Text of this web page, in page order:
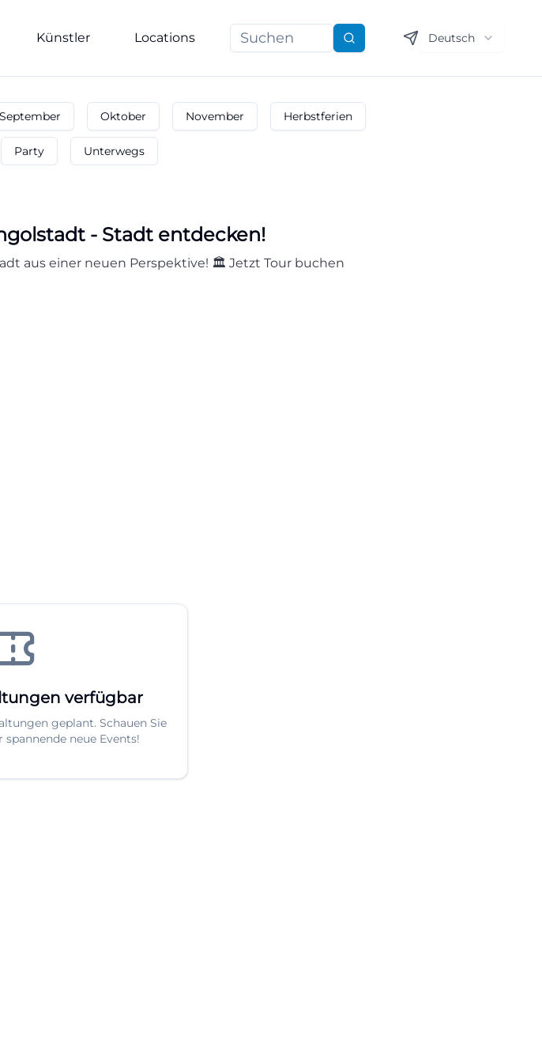
Künstler Locations Suchen Deutsch
September Oktober November Herbstferien
Party Unterwegs
- Stadt entdecken!
aus einer neuen Perspektive! 🏛️ Jetzt Tour buchen
verfügbar
geplant. Schauen Sie
neue Events!